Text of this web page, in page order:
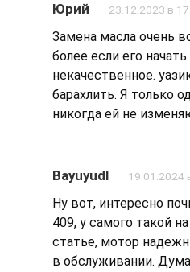
Юрий 23.12.2023 в
Замена масла очень
более если его
некачественное.
барахлить. Я только
никогда ей не
Bayuyudl 19.01.2024
Ну вот, интересно
409, у самого такой
статье, мотор
в обслуживании.